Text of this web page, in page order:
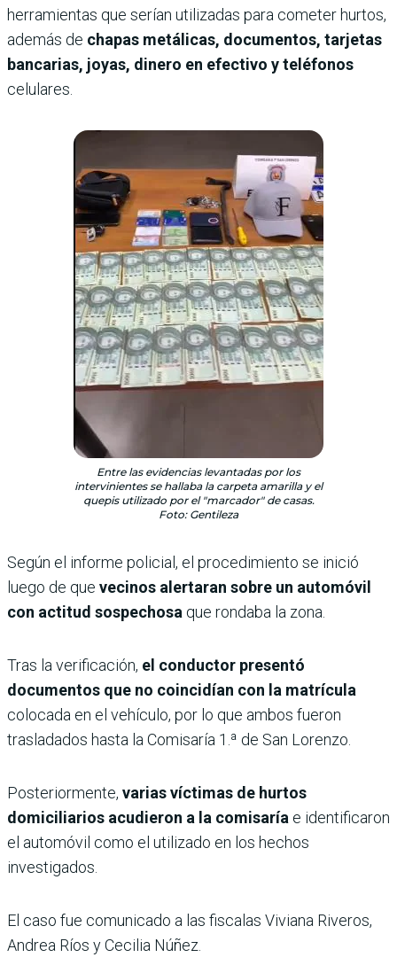
herramientas que serían utilizadas para cometer hurtos,
además de chapas metálicas, documentos, tarjetas
bancarias, joyas, dinero en efectivo y teléfonos
celulares.
Entre las evidencias levantadas por los
intervinientes se hallaba la carpeta amarilla y el
quepis utilizado por el "marcador" de casas.
Foto: Gentileza
Según el informe policial, el procedimiento se inició
luego de que vecinos alertaran sobre un automóvil
con actitud sospechosa que rondaba la zona.
Tras la verificación, el conductor presentó
documentos que no coincidían con la matrícula
colocada en el vehículo, por lo que ambos fueron
trasladados hasta la Comisaría 1.ª de San Lorenzo.
Posteriormente, varias víctimas de hurtos
domiciliarios acudieron a la comisaría e identificaron
el automóvil como el utilizado en los hechos
investigados.
El caso fue comunicado a las fiscalas Viviana Riveros,
Andrea Ríos y Cecilia Núñez.